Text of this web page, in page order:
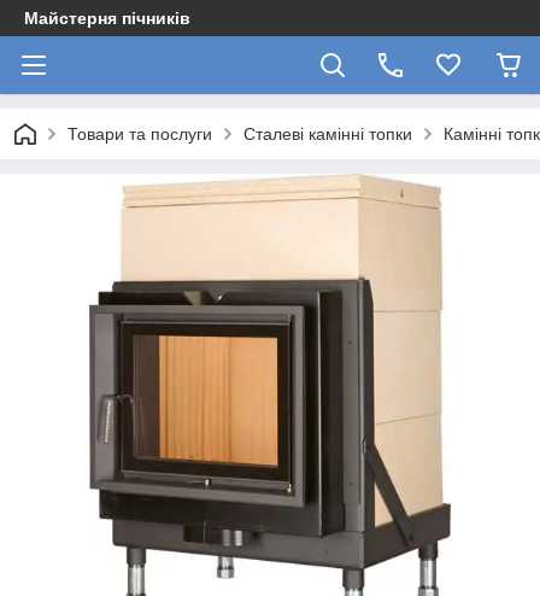
Майстерня пічників
Товари та послуги Сталеві камінні топки Камінні